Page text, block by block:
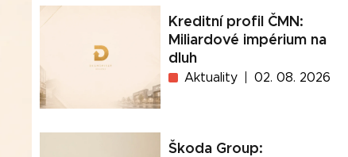
Kreditní profil ČMN:
Miliardové impérium na
dluh
Aktuality 02. 08. 2026
Škoda Group: